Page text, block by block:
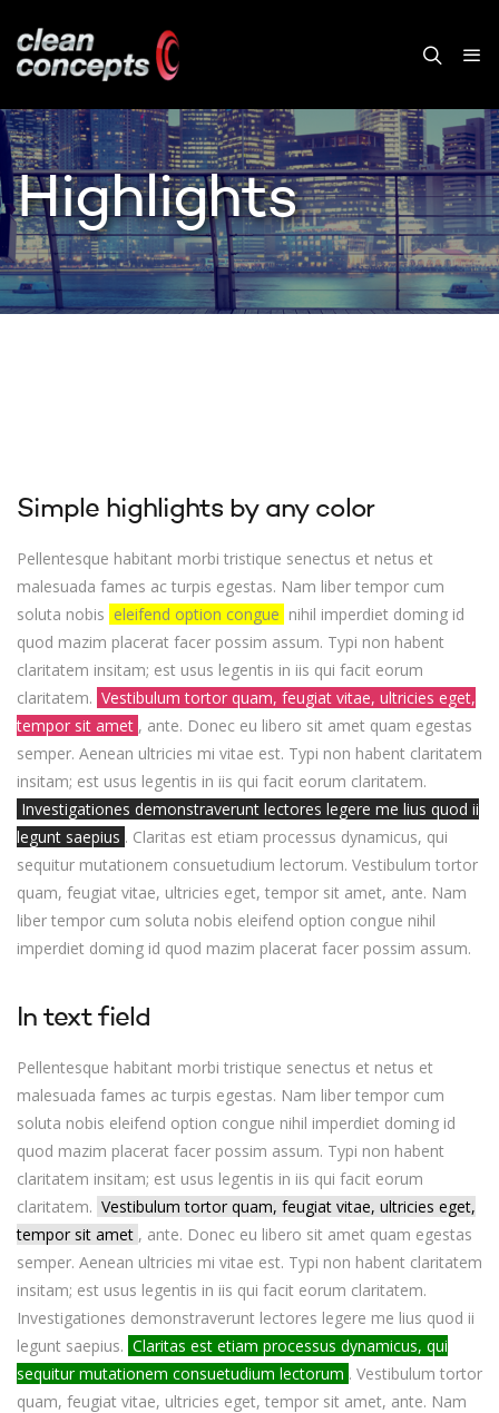
Highlights
Simple highlights by any color
Pellentesque habitant morbi tristique senectus et netus et
malesuada fames ac turpis egestas. Nam liber tempor cum
soluta nobis eleifend option congue nihil imperdiet doming id
quod mazim placerat facer possim assum. Typi non habent
claritatem insitam; est usus legentis in iis qui facit eorum
claritatem. Vestibulum tortor quam, feugiat vitae, ultricies eget,
tempor sit amet , ante. Donec eu libero sit amet quam egestas
semper. Aenean ultricies mi vitae est. Typi non habent claritatem
insitam; est usus legentis in iis qui facit eorum claritatem.
Investigationes demonstraverunt lectores legere me lius quod ii
legunt saepius . Claritas est etiam processus dynamicus, qui
sequitur mutationem consuetudium lectorum. Vestibulum tortor
quam, feugiat vitae, ultricies eget, tempor sit amet, ante. Nam
liber tempor cum soluta nobis eleifend option congue nihil
imperdiet doming id quod mazim placerat facer possim assum.
In text field
Pellentesque habitant morbi tristique senectus et netus et
malesuada fames ac turpis egestas. Nam liber tempor cum
soluta nobis eleifend option congue nihil imperdiet doming id
quod mazim placerat facer possim assum. Typi non habent
claritatem insitam; est usus legentis in iis qui facit eorum
claritatem. Vestibulum tortor quam, feugiat vitae, ultricies eget,
tempor sit amet , ante. Donec eu libero sit amet quam egestas
semper. Aenean ultricies mi vitae est. Typi non habent claritatem
insitam; est usus legentis in iis qui facit eorum claritatem.
Investigationes demonstraverunt lectores legere me lius quod ii
legunt saepius. Claritas est etiam processus dynamicus, qui
sequitur mutationem consuetudium lectorum . Vestibulum tortor
quam, feugiat vitae, ultricies eget, tempor sit amet, ante. Nam